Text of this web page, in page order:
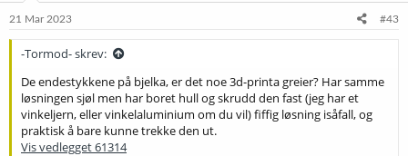
e
21 Mar 2023 #43
-Tormod- skrev:
De endestykkene på bjelka, er det noe 3d-printa greier? Har samme
løsningen sjøl men har boret hull og skrudd den fast (jeg har et
vinkeljern, eller vinkelaluminium om du vil) fiffig løsning isåfall, og
praktisk å bare kunne trekke den ut.
Vis vedlegget 61314